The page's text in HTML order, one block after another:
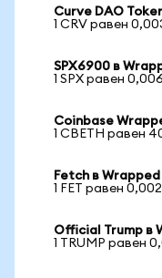
Curve DAO
1 CRV равен
SPX6900 в
1 SPX равен
Coinbase
1 CBETH равен
Fetch в Wrapped
1 FET равен
Official Trump в
1 TRUMP равен